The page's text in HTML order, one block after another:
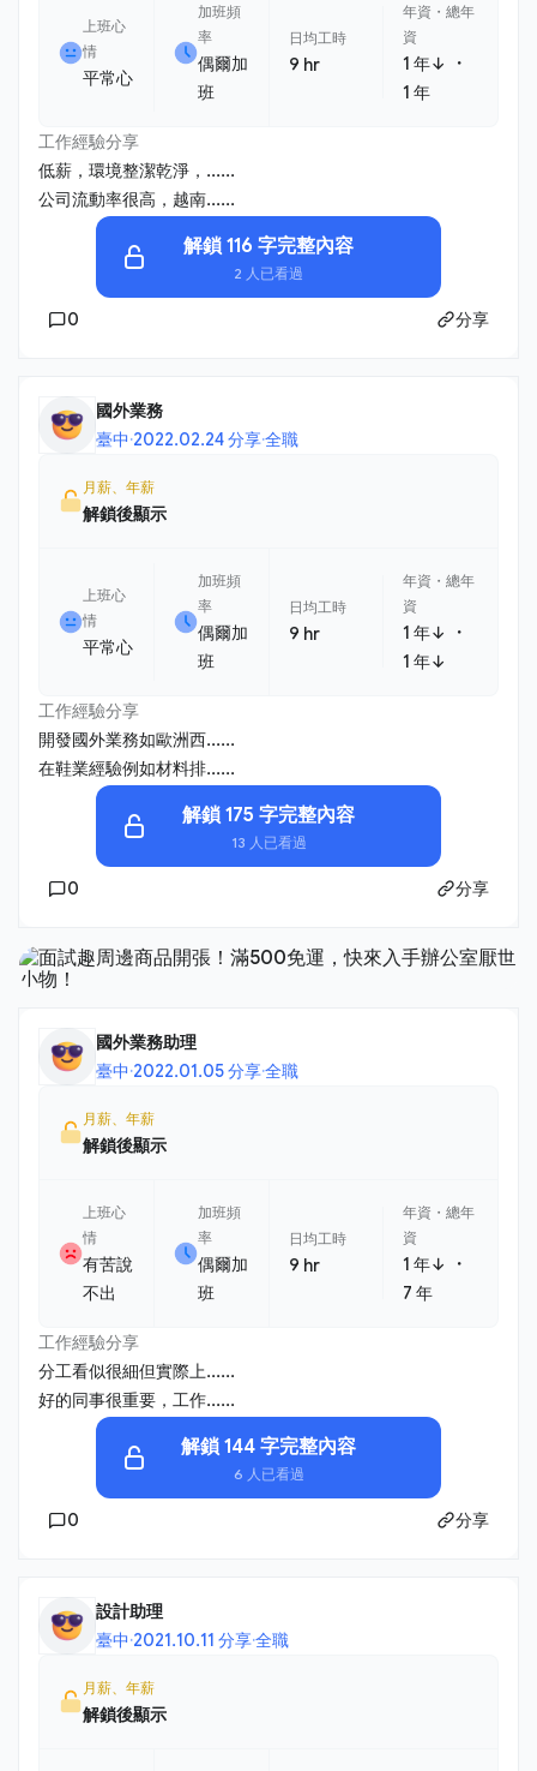
上班心
情
平常心
加班頻
率
偶爾加
班
日均工時
9 hr
年資・總年
資
1 年↓ ・
1 年
工作經驗分享
低薪，環境整潔乾淨，......
公司流動率很高，越南......
解鎖 116 字完整內容
2 人已看過
0 分享
國外業務
臺中·2022.02.24 分享·全職
月薪、年薪
解鎖後顯示
上班心
情
平常心
加班頻
率
偶爾加
班
日均工時
9 hr
年資・總年
資
1 年↓ ・
1 年↓
工作經驗分享
開發國外業務如歐洲西......
在鞋業經驗例如材料排......
解鎖 175 字完整內容
13 人已看過
0 分享
國外業務助理
臺中·2022.01.05 分享·全職
月薪、年薪
解鎖後顯示
上班心
情
有苦說
不出
加班頻
率
偶爾加
班
日均工時
9 hr
年資・總年
資
1 年↓ ・
7 年
工作經驗分享
分工看似很細但實際上......
好的同事很重要，工作......
解鎖 144 字完整內容
6 人已看過
0 分享
設計助理
臺中·2021.10.11 分享·全職
月薪、年薪
解鎖後顯示